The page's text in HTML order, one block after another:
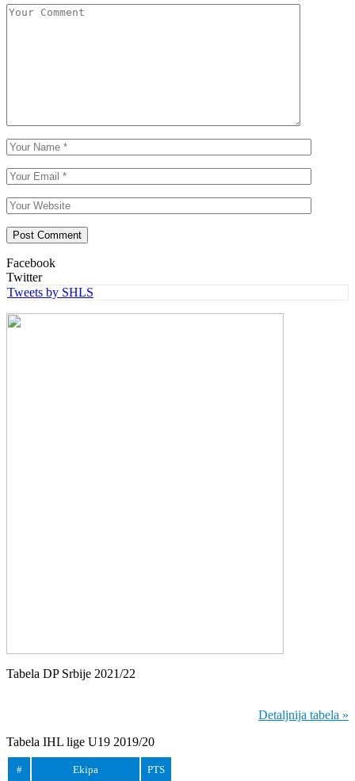
Facebook
Twitter
Tweets by SHLS
Tabela DP Srbije 2021/22
Detaljnija tabela »
Tabela IHL lige U19 2019/20
# Ekipa PTS